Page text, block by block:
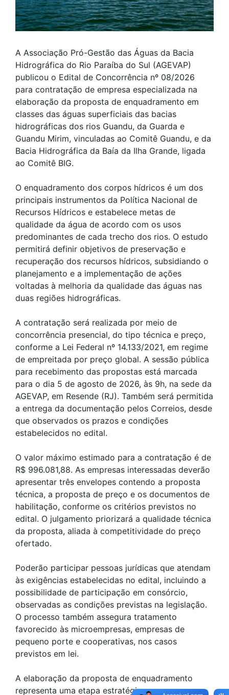
A Associação Pró-Gestão das Águas da Bacia
Hidrográfica do Rio Paraíba do Sul (AGEVAP)
publicou o Edital de Concorrência nº 08/2026
para contratação de empresa especializada na
elaboração da proposta de enquadramento em
classes das águas superficiais das bacias
hidrográficas dos rios Guandu, da Guarda e
Guandu Mirim, vinculadas ao Comitê Guandu, e da
Bacia Hidrográfica da Baía da Ilha Grande, ligada
ao Comitê BIG.
O enquadramento dos corpos hídricos é um dos
principais instrumentos da Política Nacional de
Recursos Hídricos e estabelece metas de
qualidade da água de acordo com os usos
predominantes de cada trecho dos rios. O estudo
permitirá definir objetivos de preservação e
recuperação dos recursos hídricos, subsidiando o
planejamento e a implementação de ações
voltadas à melhoria da qualidade das águas nas
duas regiões hidrográficas.
A contratação será realizada por meio de
concorrência presencial, do tipo técnica e preço,
conforme a Lei Federal nº 14.133/2021, em regime
de empreitada por preço global. A sessão pública
para recebimento das propostas está marcada
para o dia 5 de agosto de 2026, às 9h, na sede da
AGEVAP, em Resende (RJ). Também será permitida
a entrega da documentação pelos Correios, desde
que observados os prazos e condições
estabelecidos no edital.
O valor máximo estimado para a contratação é de
R$ 996.081,88. As empresas interessadas deverão
apresentar três envelopes contendo a proposta
técnica, a proposta de preço e os documentos de
habilitação, conforme os critérios previstos no
edital. O julgamento priorizará a qualidade técnica
da proposta, aliada à competitividade do preço
ofertado.
Poderão participar pessoas jurídicas que atendam
às exigências estabelecidas no edital, incluindo a
possibilidade de participação em consórcio,
observadas as condições previstas na legislação.
O processo também assegura tratamento
favorecido às microempresas, empresas de
pequeno porte e cooperativas, nos casos
previstos em lei.
A elaboração da proposta de enquadramento
representa uma etapa estratégica para o